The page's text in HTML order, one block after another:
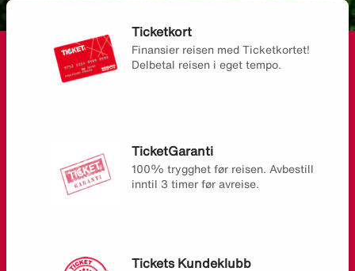
Ticketkort
Finansier reisen med Ticketkortet!
Delbetal reisen i eget tempo.
TicketGaranti
100% trygghet før reisen. Avbestill
inntil 3 timer før avreise.
Tickets Kundeklubb